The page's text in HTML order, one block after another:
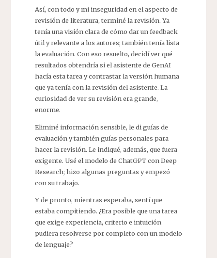
Así, con todo y mi inseguridad en el aspecto de
revisión de literatura, terminé la revisión. Ya
tenía una visión clara de cómo dar un feedback
útil y relevante a los autores; también tenía lista
la evaluación. Con eso resuelto, decidí ver qué
resultados obtendría si el asistente de GenAI
hacía esta tarea y contrastar la versión humana
que ya tenía con la revisión del asistente. La
curiosidad de ver su revisión era grande,
enorme.
Eliminé información sensible, le di guías de
evaluación y también guías personales para
hacer la revisión. Le indiqué, además, que fuera
exigente. Usé el modelo de ChatGPT con Deep
Research; hizo algunas preguntas y empezó
con su trabajo.
Y de pronto, mientras esperaba, sentí que
estaba compitiendo. ¿Era posible que una tarea
que exige experiencia, criterio e intuición
pudiera resolverse por completo con un modelo
de lenguaje?